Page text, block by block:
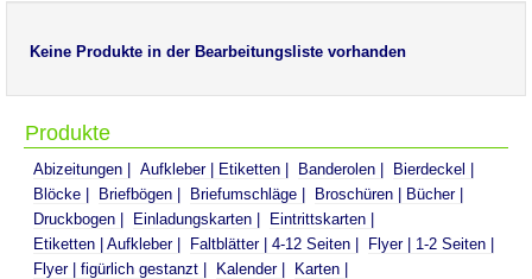
Keine Produkte in der Bearbeitungsliste vorhanden
Produkte
Abizeitungen Aufkleber | Etiketten Banderolen
Bierdeckel
Blöcke
Briefbögen Briefumschläge
Broschüren | Bücher
Druckbogen
Einladungskarten
Eintrittskarten
Etiketten | Aufkleber
Faltblätter | 4-12 Seiten
Flyer | 1-2 Seiten
Flyer | figürlich gestanzt
Kalender
Karten